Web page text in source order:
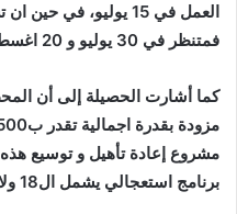
العمل في 15 يوليو،
فمتنظر في 30 يوليو و 20 اغسطس على التوالي.
كما أشارت الحصيلة إلى أن
مشروع إعادة تأهيل و توسيع
برنامج استعجالي يشمل ال18 ولاية الأكثر تضررا من العجز المائي.